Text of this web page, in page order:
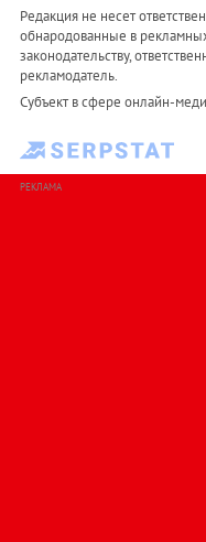
Редакция не несет
обнародованные в
законодательству,
рекламодатель.
Субъект в сфере онлайн-
РЕКЛАМА